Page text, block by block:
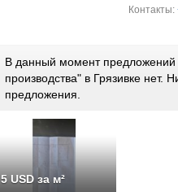
Контакты:
В данный момент
производства" в Грязивке
предложения.
5 USD за м²